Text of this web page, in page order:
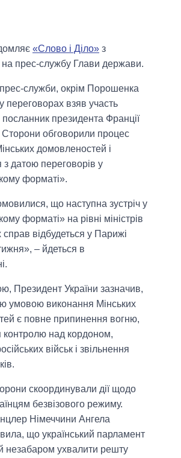
«Слово і Діло» з
прес-службу Глави держави.
служби, окрім Порошенка
переговорах взяв участь
президента Франції
обговорили процес
домовленостей і
з датою переговорів у
форматі».
що наступна зустріч у
форматі» на рівні міністрів
відбудеться у Парижі
– йдеться в
Президент України зазначив,
умовою виконання Мінських
є повне припинення вогню,
контролю над кордоном,
військ і звільнення
скоординували дії щодо
безвізового режиму.
Німеччини Ангела
що український парламент
незабаром ухвалити решту